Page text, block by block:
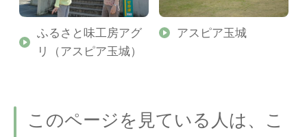
ふるさと味工房アグ
リ（アスピア玉城）
アスピア玉城
このページを見ている人は、こ